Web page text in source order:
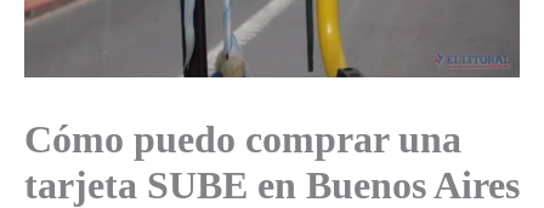
Cómo puedo comprar una
tarjeta SUBE en Buenos Aires